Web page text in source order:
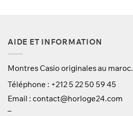
700 Dhs.570 Dhs.
AIDE ET INFORMATION
Montres Casio originales au maroc.
Téléphone : +212 5 22 50 59 45
Email : contact@horloge24.com
–